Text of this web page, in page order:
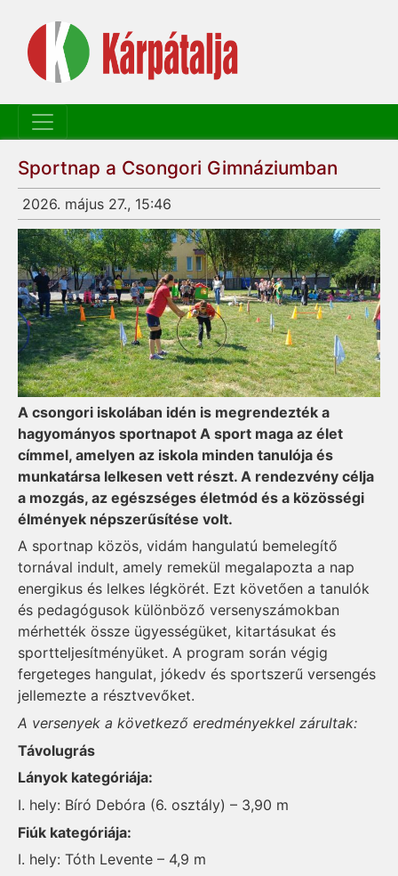
Sportnap a Csongori Gimnáziumban
2026. május 27., 15:46
A csongori iskolában idén is megrendezték a
hagyományos sportnapot A sport maga az élet
címmel, amelyen az iskola minden tanulója és
munkatársa lelkesen vett részt. A rendezvény célja
a mozgás, az egészséges életmód és a közösségi
élmények népszerűsítése volt.
A sportnap közös, vidám hangulatú bemelegítő
tornával indult, amely remekül megalapozta a nap
energikus és lelkes légkörét. Ezt követően a tanulók
és pedagógusok különböző versenyszámokban
mérhették össze ügyességüket, kitartásukat és
sportteljesítményüket. A program során végig
fergeteges hangulat, jókedv és sportszerű versengés
jellemezte a résztvevőket.
A versenyek a következő eredményekkel zárultak:
Távolugrás
Lányok kategóriája:
I. hely: Bíró Debóra (6. osztály) – 3,90 m
Fiúk kategóriája:
I. hely: Tóth Levente – 4,9 m